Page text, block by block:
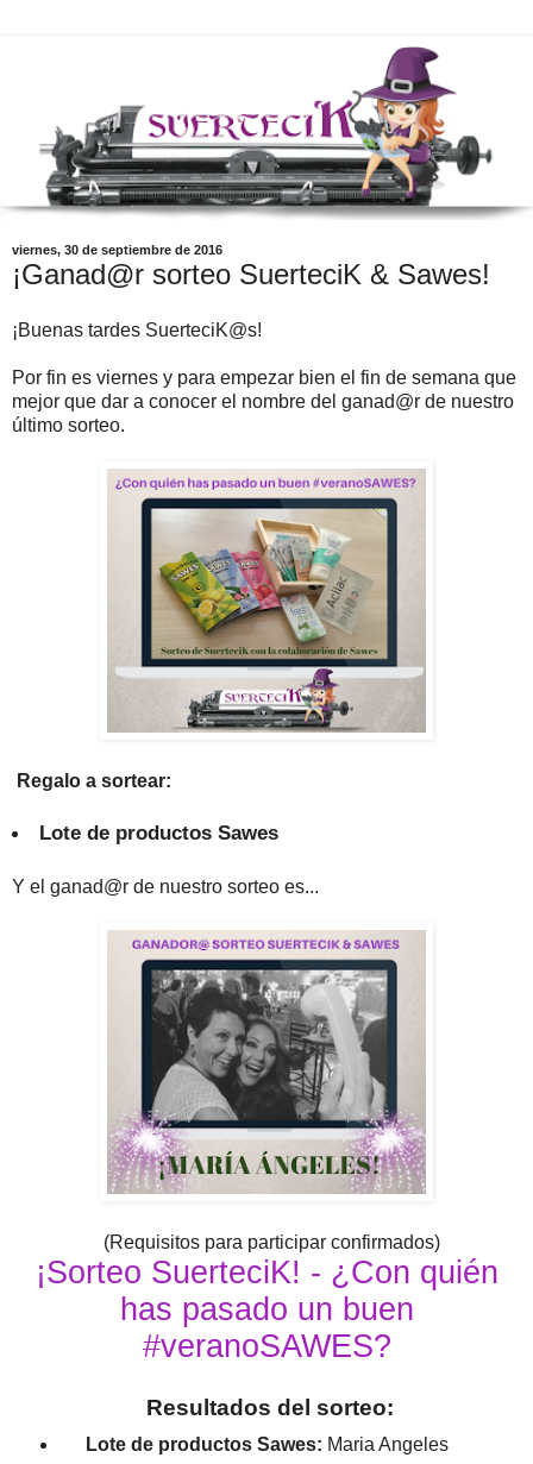
viernes, 30 de septiembre de 2016
¡Ganad@r sorteo SuerteciK & Sawes!
¡Buenas tardes SuerteciK@s!
Por fin es viernes y para empezar bien el fin de semana que
mejor que dar a conocer el nombre del ganad@r de nuestro
último sorteo.
Regalo a sortear:
Lote de productos Sawes
Y el ganad@r de nuestro sorteo es...
(Requisitos para participar confirmados)
¡Sorteo SuerteciK! - ¿Con quién
has pasado un buen
#veranoSAWES?
Resultados del sorteo:
Lote de productos Sawes: Maria Angeles